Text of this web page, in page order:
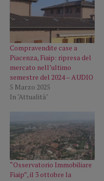
Compravendite case a
Piacenza, Fiaip: ripresa del
mercato nell’ultimo
semestre del 2024 – AUDIO
5 Marzo 2025
In "Attualità"
“Osservatorio Immobiliare
Fiaip”, il 3 ottobre la